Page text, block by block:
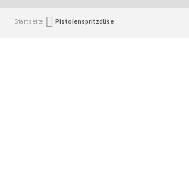
Startseite Pistolenspritzdüse